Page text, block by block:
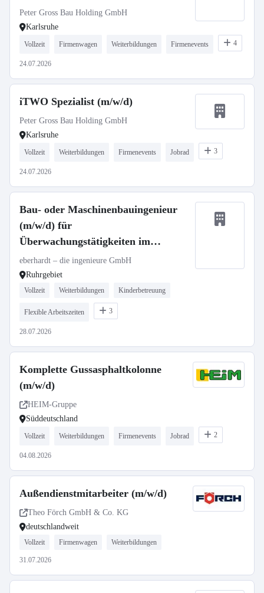
Peter Gross Bau Holding GmbH
Karlsruhe
Vollzeit Firmenwagen Weiterbildungen Firmenevents 4
24.07.2026
iTWO Spezialist (m/w/d)
Peter Gross Bau Holding GmbH
Karlsruhe
Vollzeit Weiterbildungen Firmenevents Jobrad 3
24.07.2026
Bau- oder Maschinenbauingenieur
(m/w/d) für
Überwachungstätigkeiten im
Bauwesen (Ruhrgebiet)
eberhardt – die ingenieure GmbH
Ruhrgebiet
Vollzeit Weiterbildungen Kinderbetreuung
Flexible Arbeitszeiten 3
28.07.2026
Komplette Gussasphaltkolonne
(m/w/d)
HEIM-Gruppe
Süddeutschland
Vollzeit Weiterbildungen Firmenevents Jobrad 2
04.08.2026
Außendienstmitarbeiter (m/w/d)
Theo Förch GmbH & Co. KG
deutschlandweit
Vollzeit Firmenwagen Weiterbildungen
31.07.2026